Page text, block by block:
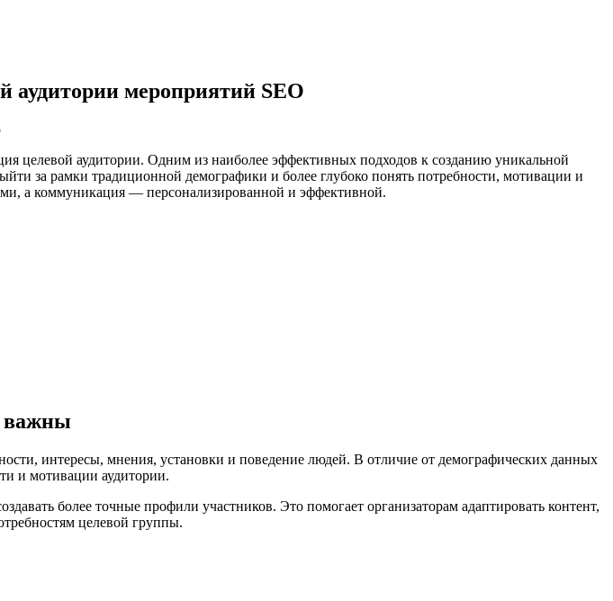
аудитории мероприятий SEO
целевой аудитории. Одним из наиболее эффективных подходов к созданию уникальной
за рамки традиционной демографики и более глубоко понять потребности, мотивации и
а коммуникация — персонализированной и эффективной.
важны
интересы, мнения, установки и поведение людей. В отличие от демографических данных
и мотивации аудитории.
более точные профили участников. Это помогает организаторам адаптировать контент,
целевой группы.